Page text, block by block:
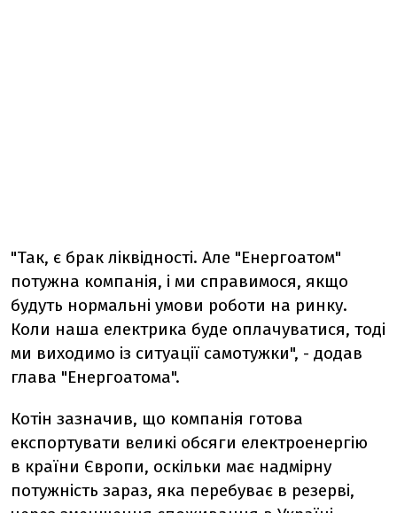
"Так, є брак ліквідності. Але "Енергоатом"
потужна компанія, і ми справимося, якщо
будуть нормальні умови роботи на ринку.
Коли наша електрика буде оплачуватися, тоді
ми виходимо із ситуації самотужки", - додав
глава "Енергоатома".
Котін зазначив, що компанія готова
експортувати великі обсяги електроенергію
в країни Європи, оскільки має надмірну
потужність зараз, яка перебуває в резерві,